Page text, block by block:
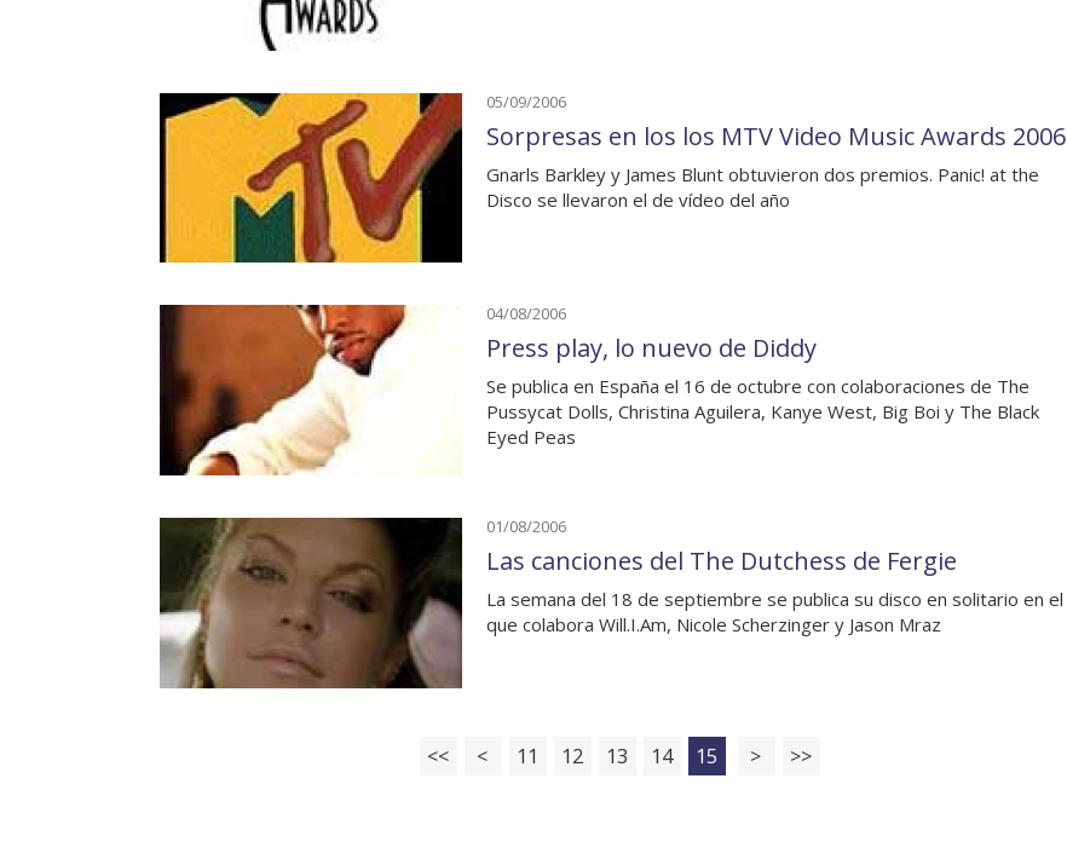
05/09/2006
Sorpresas en los los MTV Video Music Awards 2006
Gnarls Barkley y James Blunt obtuvieron dos premios. Panic! at the
Disco se llevaron el de vídeo del año
04/08/2006
Press play, lo nuevo de Diddy
Se publica en España el 16 de octubre con colaboraciones de The
Pussycat Dolls, Christina Aguilera, Kanye West, Big Boi y The Black
Eyed Peas
01/08/2006
Las canciones del The Dutchess de Fergie
La semana del 18 de septiembre se publica su disco en solitario en el
que colabora Will.I.Am, Nicole Scherzinger y Jason Mraz
<< < 11 12 13 14 15 > >>